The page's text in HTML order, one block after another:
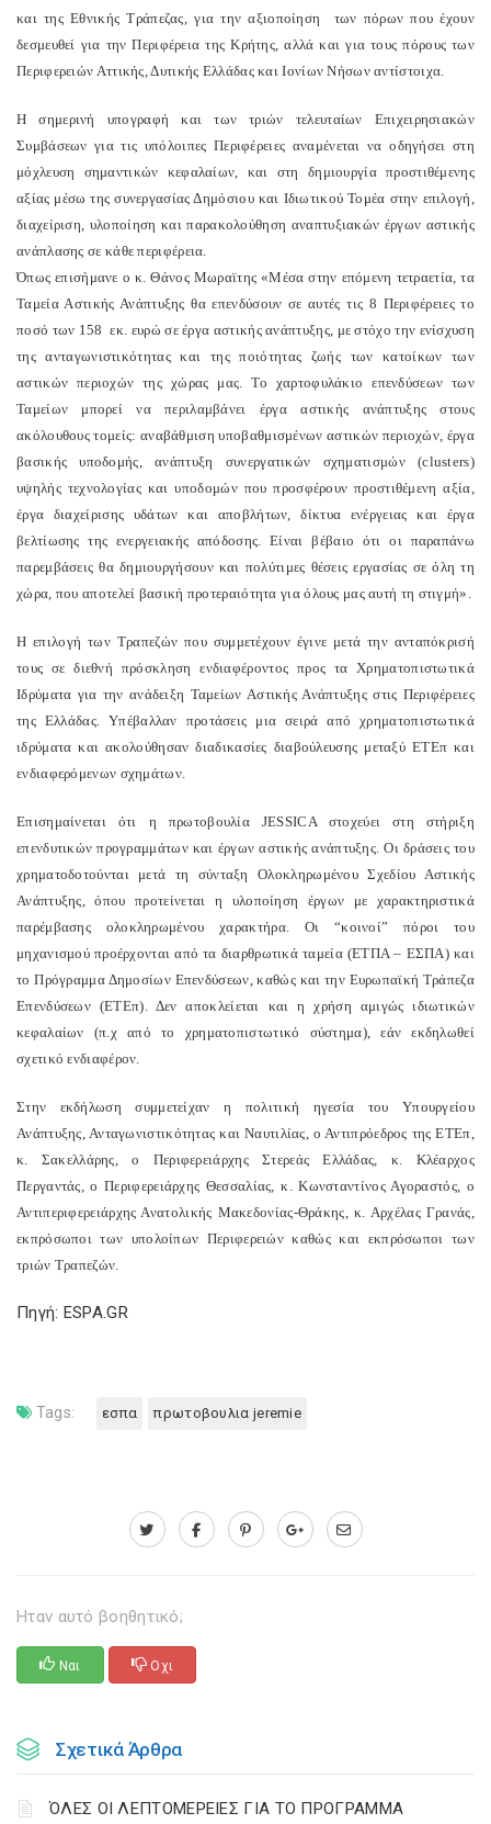
και της Εθνικής Τράπεζας, για την αξιοποίηση των πόρων που έχουν
δεσμευθεί για την Περιφέρεια της Κρήτης, αλλά και για τους πόρους των
Περιφερειών Αττικής, Δυτικής Ελλάδας και Ιονίων Νήσων αντίστοιχα.
Η σημερινή υπογραφή και των τριών τελευταίων Επιχειρησιακών
Συμβάσεων για τις υπόλοιπες Περιφέρειες αναμένεται να οδηγήσει στη
μόχλευση σημαντικών κεφαλαίων, και στη δημιουργία προστιθέμενης
αξίας μέσω της συνεργασίας Δημόσιου και Ιδιωτικού Τομέα στην επιλογή,
διαχείριση, υλοποίηση και παρακολούθηση αναπτυξιακών έργων αστικής
ανάπλασης σε κάθε περιφέρεια.
Όπως επισήμανε ο κ. Θάνος Μωραϊτης «Μέσα στην επόμενη τετραετία, τα
Ταμεία Αστικής Ανάπτυξης θα επενδύσουν σε αυτές τις 8 Περιφέρειες το
ποσό των 158 εκ. ευρώ σε έργα αστικής ανάπτυξης, με στόχο την ενίσχυση
της ανταγωνιστικότητας και της ποιότητας ζωής των κατοίκων των
αστικών περιοχών της χώρας μας. Το χαρτοφυλάκιο επενδύσεων των
Ταμείων μπορεί να περιλαμβάνει έργα αστικής ανάπτυξης στους
ακόλουθους τομείς: αναβάθμιση υποβαθμισμένων αστικών περιοχών, έργα
βασικής υποδομής, ανάπτυξη συνεργατικών σχηματισμών (clusters)
υψηλής τεχνολογίας και υποδομών που προσφέρουν προστιθέμενη αξία,
έργα διαχείρισης υδάτων και αποβλήτων, δίκτυα ενέργειας και έργα
βελτίωσης της ενεργειακής απόδοσης. Είναι βέβαιο ότι οι παραπάνω
παρεμβάσεις θα δημιουργήσουν και πολύτιμες θέσεις εργασίας σε όλη τη
χώρα, που αποτελεί βασική προτεραιότητα για όλους μας αυτή τη στιγμή».
Η επιλογή των Τραπεζών που συμμετέχουν έγινε μετά την ανταπόκρισή
τους σε διεθνή πρόσκληση ενδιαφέροντος προς τα Χρηματοπιστωτικά
Ιδρύματα για την ανάδειξη Ταμείων Αστικής Ανάπτυξης στις Περιφέρειες
της Ελλάδας. Υπέβαλλαν προτάσεις μια σειρά από χρηματοπιστωτικά
ιδρύματα και ακολούθησαν διαδικασίες διαβούλευσης μεταξύ ΕΤΕπ και
ενδιαφερόμενων σχημάτων.
Επισημαίνεται ότι η πρωτοβουλία JESSICA στοχεύει στη στήριξη
επενδυτικών προγραμμάτων και έργων αστικής ανάπτυξης. Οι δράσεις του
χρηματοδοτούνται μετά τη σύνταξη Ολοκληρωμένου Σχεδίου Αστικής
Ανάπτυξης, όπου προτείνεται η υλοποίηση έργων με χαρακτηριστικά
παρέμβασης ολοκληρωμένου χαρακτήρα. Οι “κοινοί” πόροι του
μηχανισμού προέρχονται από τα διαρθρωτικά ταμεία (ΕΤΠΑ – ΕΣΠΑ) και
το Πρόγραμμα Δημοσίων Επενδύσεων, καθώς και την Ευρωπαϊκή Τράπεζα
Επενδύσεων (ΕΤΕπ). Δεν αποκλείεται και η χρήση αμιγώς ιδιωτικών
κεφαλαίων (π.χ από το χρηματοπιστωτικό σύστημα), εάν εκδηλωθεί
σχετικό ενδιαφέρον.
Στην εκδήλωση συμμετείχαν η πολιτική ηγεσία του Υπουργείου
Ανάπτυξης, Ανταγωνιστικότητας και Ναυτιλίας, ο Αντιπρόεδρος της ΕΤΕπ,
κ. Σακελλάρης, ο Περιφερειάρχης Στερεάς Ελλάδας, κ. Κλέαρχος
Περγαντάς, ο Περιφερειάρχης Θεσσαλίας, κ. Κωνσταντίνος Αγοραστός, ο
Αντιπεριφερειάρχης Ανατολικής Μακεδονίας-Θράκης, κ. Αρχέλας Γρανάς,
εκπρόσωποι των υπολοίπων Περιφερειών καθώς και εκπρόσωποι των
τριών Τραπεζών.
Πηγή: ESPA.GR
Tags: εσπα πρωτοβουλια jeremie
Ηταν αυτό βοηθητικό;
Ναι Οχι
Σχετικά Άρθρα
ΌΛΕΣ ΟΙ ΛΕΠΤΟΜΕΡΕΙΕΣ ΓΙΑ ΤΟ ΠΡΟΓΡΑΜΜΑ